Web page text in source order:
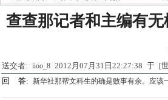
查查那记者和主编有
送交者: iioo_8 2012月07月31日22:27:38 于 [
回 答: 新华社那帮文科生的确是败事有余。应该